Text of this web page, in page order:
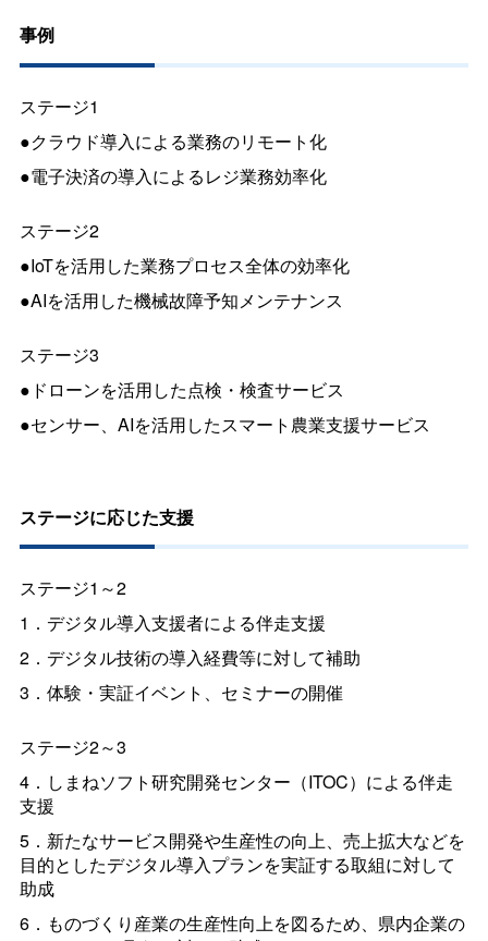
事例
ステージ1
●クラウド導入による業務のリモート化
●電子決済の導入によるレジ業務効率化
ステージ2
●IoTを活用した業務プロセス全体の効率化
●AIを活用した機械故障予知メンテナンス
ステージ3
●ドローンを活用した点検・検査サービス
●センサー、AIを活用したスマート農業支援サービス
ステージに応じた支援
ステージ1～2
1．デジタル導入支援者による伴走支援
2．デジタル技術の導入経費等に対して補助
3．体験・実証イベント、セミナーの開催
ステージ2～3
4．しまねソフト研究開発センター（ITOC）による伴走
支援
5．新たなサービス開発や生産性の向上、売上拡大などを
目的としたデジタル導入プランを実証する取組に対して
助成
6．ものづくり産業の生産性向上を図るため、県内企業の